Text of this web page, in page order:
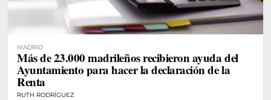
MADRID
Más de 23.000 madrileños recibieron ayuda del
Ayuntamiento para hacer la declaración de la
Renta
RUTH RODRÍGUEZ